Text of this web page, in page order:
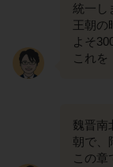
統一し
王朝の
よそ
これを
魏晋南
朝で、
この章